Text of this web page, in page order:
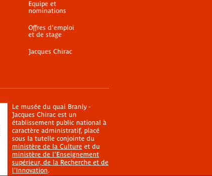
Equipe et
nominations
Offres d'emploi
et de stage
Jacques Chirac
Le musée du quai Branly -
Jacques Chirac est un
établissement public national à
caractère administratif, placé
sous la tutelle conjointe du
ministère de la Culture et du
ministère de l'Enseignement
supérieur, de la Recherche et de
l'Innovation.